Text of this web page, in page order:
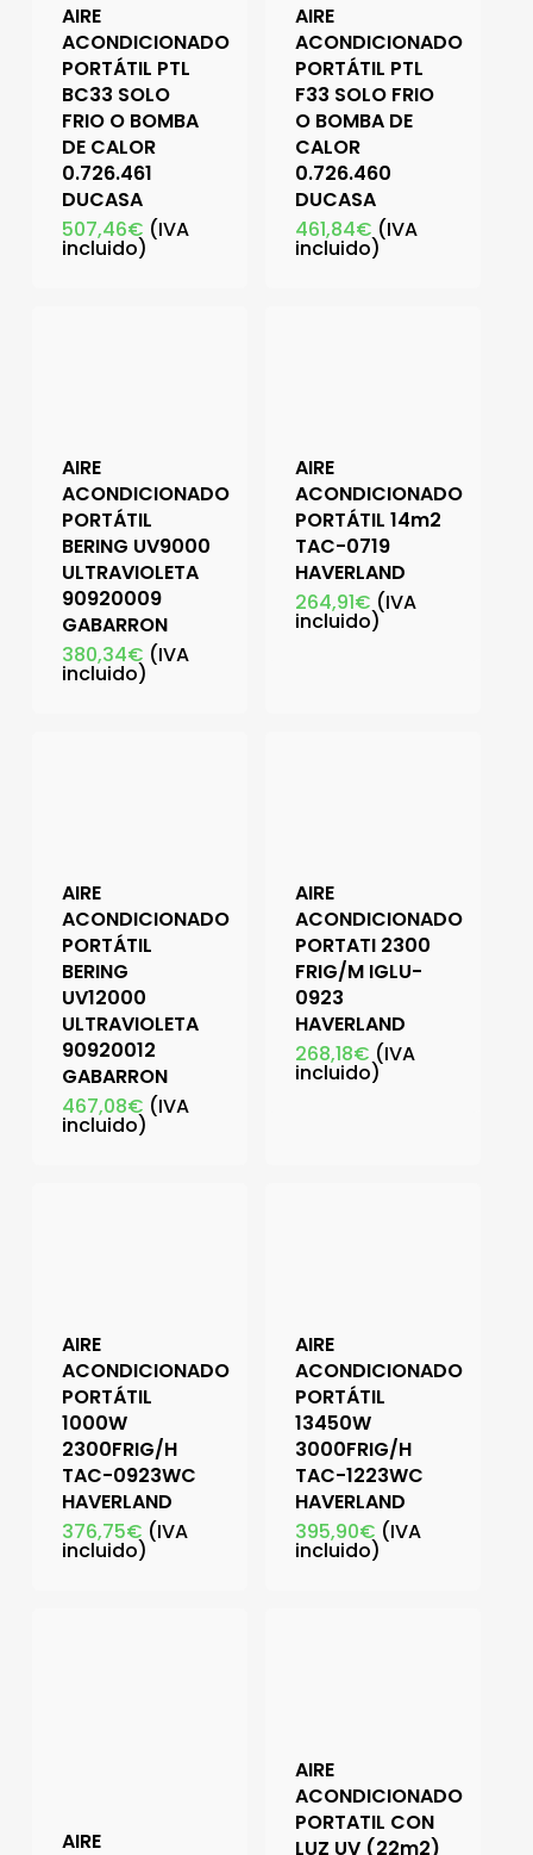
AIRE
ACONDICIONADO
PORTÁTIL PTL
BC33 SOLO
FRIO O BOMBA
DE CALOR
0.726.461
DUCASA
507,46€ (IVA
incluido)
AIRE
ACONDICIONADO
PORTÁTIL PTL
F33 SOLO FRIO
O BOMBA DE
CALOR
0.726.460
DUCASA
461,84€ (IVA
incluido)
AIRE
ACONDICIONADO
PORTÁTIL
BERING UV9000
ULTRAVIOLETA
90920009
GABARRON
380,34€ (IVA
incluido)
AIRE
ACONDICIONADO
PORTÁTIL 14m2
TAC-0719
HAVERLAND
264,91€ (IVA
incluido)
AIRE
ACONDICIONADO
PORTÁTIL
BERING
UV12000
ULTRAVIOLETA
90920012
GABARRON
467,08€ (IVA
incluido)
AIRE
ACONDICIONADO
PORTATI 2300
FRIG/M IGLU-
0923
HAVERLAND
268,18€ (IVA
incluido)
AIRE
ACONDICIONADO
PORTÁTIL
1000W
2300FRIG/H
TAC-0923WC
HAVERLAND
376,75€ (IVA
incluido)
AIRE
ACONDICIONADO
PORTÁTIL
13450W
3000FRIG/H
TAC-1223WC
HAVERLAND
395,90€ (IVA
incluido)
AIRE
AIRE
ACONDICIONADO
PORTATIL CON
LUZ UV (22m2)